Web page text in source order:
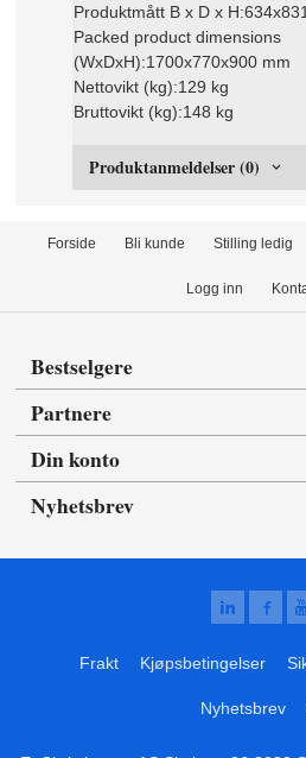
Produktmått B x D x H:
Packed product dimensions
(WxDxH):1700x770x900 mm
Nettovikt (kg):129 kg
Bruttovikt (kg):148 kg
Produktanmeldelser (0)
Forside Bli kunde Stilling ledig
Logg inn
Bestselgere
Partnere
Din konto
Nyhetsbrev
Frakt Kjøpsbetingelser
Nyhetsbrev